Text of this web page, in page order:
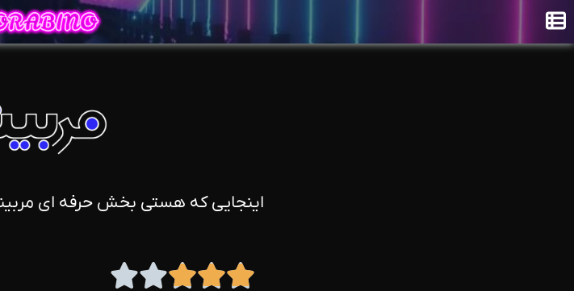
اینجایی که هستی بخش حرفه ای




